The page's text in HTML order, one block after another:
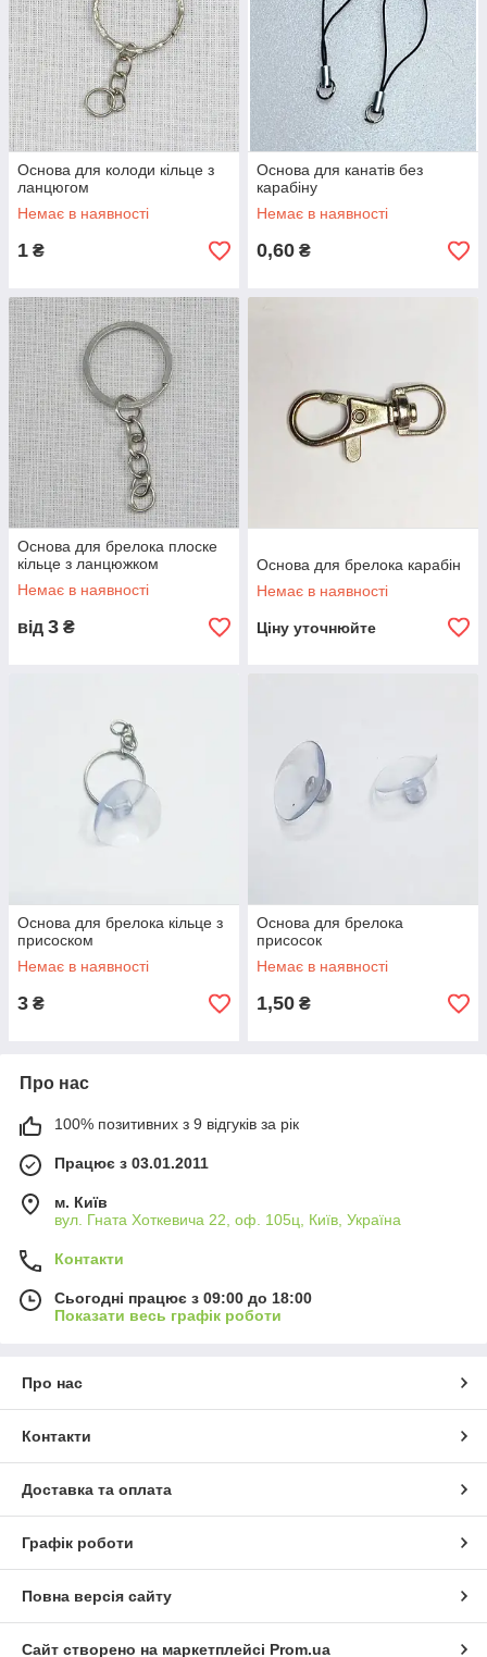
Основа для колоди кільце з
ланцюгом
Немає в наявності
1 ₴
Основа для канатів без
карабіну
Немає в наявності
0,60 ₴
Основа для брелока плоске
кільце з ланцюжком
Немає в наявності
від 3 ₴
Основа для брелока карабін
Немає в наявності
Ціну уточнюйте
Основа для брелока кільце з
присоском
Немає в наявності
3 ₴
Основа для брелока
присосок
Немає в наявності
1,50 ₴
Про нас
100% позитивних з 9 відгуків за рік
Працює з 03.01.2011
м. Київ
вул. Гната Хоткевича 22, оф. 105ц, Київ, Україна
Контакти
Сьогодні працює з 09:00 до 18:00
Показати весь графік роботи
Про нас
Контакти
Доставка та оплата
Графік роботи
Повна версія сайту
Сайт створено на маркетплейсі Prom.ua